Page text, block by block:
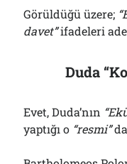
Görüldüğü üzere;
davet”ifadeleri
Duda
Evet, Duda’nın
yaptığı o “resmi”